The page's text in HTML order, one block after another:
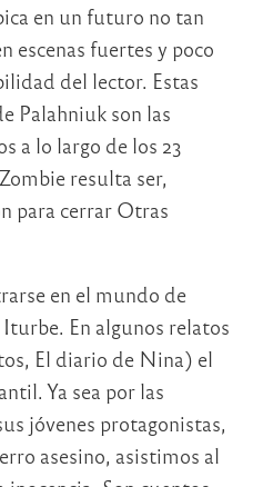
en un futuro no tan
escenas fuertes y poco
del lector. Estas
Palahniuk son las
a lo largo de los 23
resulta ser,
para cerrar Otras
en el mundo de
En algunos relatos
El diario de Nina) el
Ya sea por las
jóvenes protagonistas,
asesino, asistimos al